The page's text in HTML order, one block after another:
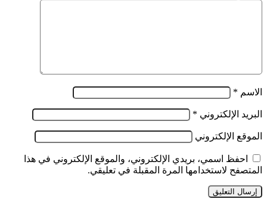
الاسم *
البريد الإلكتروني *
الموقع الإلكتروني
احفظ اسمي، بريدي الإلكتروني، والموقع الإلكتروني في هذا
المتصفح لاستخدامها المرة المقبلة في تعليقي.